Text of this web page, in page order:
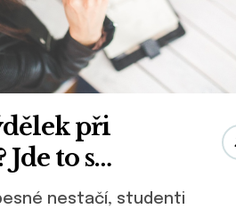
při
Jde to s
brigády!